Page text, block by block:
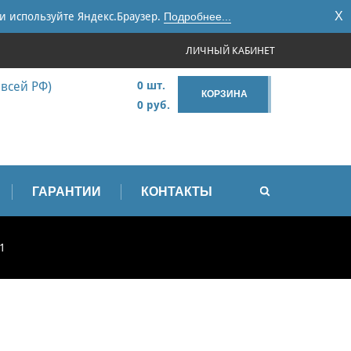
Яндекс.Браузер. Подробнее... X
ЛИЧНЫЙ КАБИНЕТ
всей РФ)
КОРЗИНА
0 шт.
0 руб.
ГАРАНТИИ КОНТАКТЫ